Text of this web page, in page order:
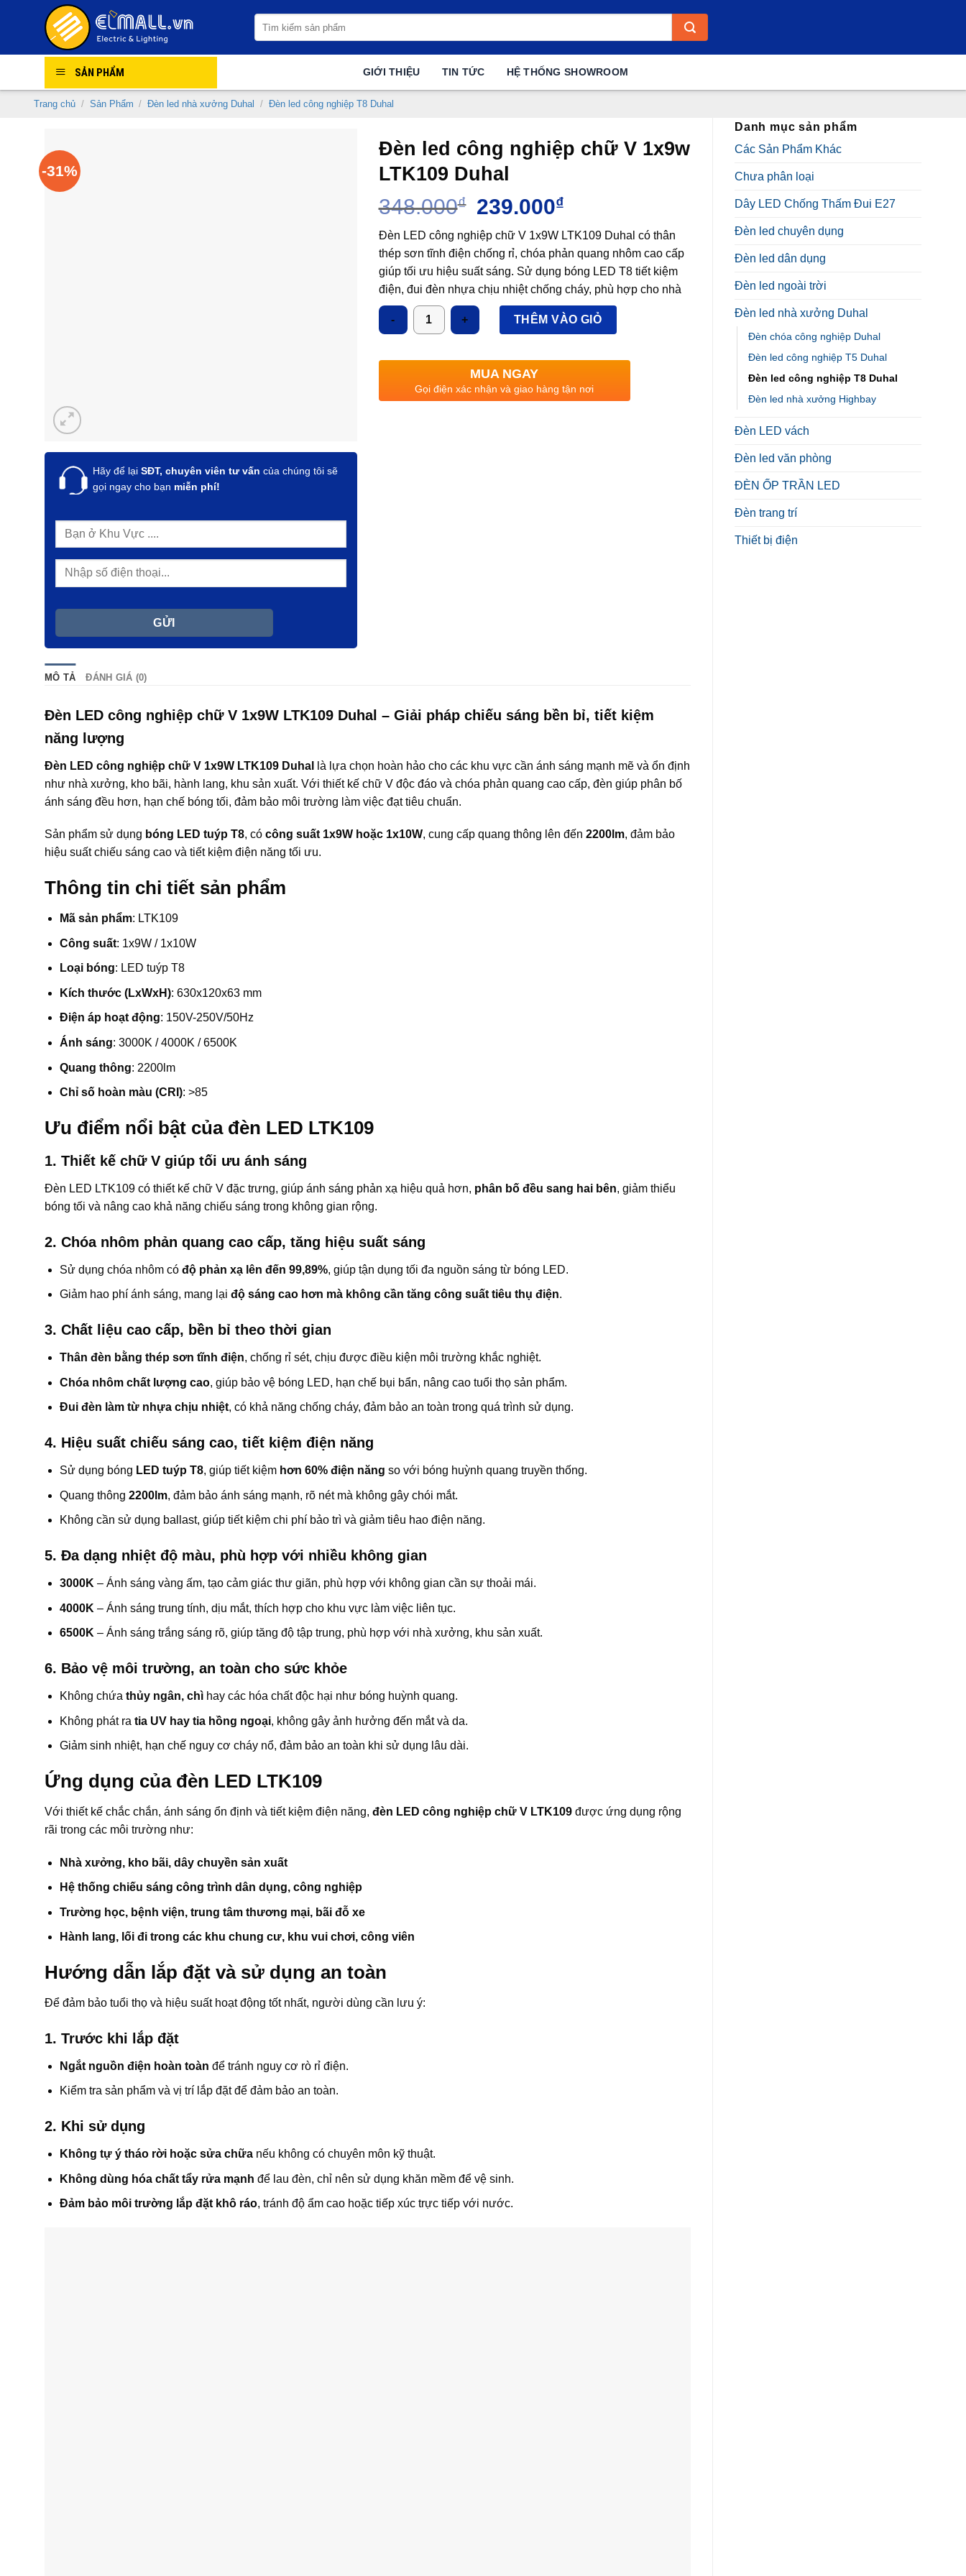
kiếm:
SẢN PHẨM GIỚI THIỆU TIN TỨC HỆ THỐNG SHOWROOM
Trang chủ / Sản Phẩm / Đèn led nhà xưởng Duhal / Đèn led công nghiệp T8 Duhal
Danh mục sản phẩm
Các Sản Phẩm Khác
Chưa phân loại
Dây LED Chống Thấm Đui E27
Đèn led chuyên dụng
Đèn led dân dụng
Đèn led ngoài trời
Đèn led nhà xưởng Duhal
Đèn chóa công nghiệp Duhal
Đèn led công nghiệp T5 Duhal
Đèn led công nghiệp T8 Duhal
Đèn led nhà xưởng Highbay
Đèn LED vách
Đèn led văn phòng
ĐÈN ỐP TRẦN LED
Đèn trang trí
Thiết bị điện
-31%
Hãy để lại SĐT, chuyên viên tư vấn của chúng tôi sẽ
gọi ngay cho bạn miễn phí!
Đèn led công nghiệp chữ V 1x9w
LTK109 Duhal
348.000₫
Giá
gốc
là:
348.000₫.
239.000₫Giá
tại
là:
239.000₫.
Đèn LED công nghiệp chữ V 1x9W LTK109 Duhal có thân
thép sơn tĩnh điện chống rỉ, chóa phản quang nhôm cao cấp
giúp tối ưu hiệu suất sáng. Sử dụng bóng LED T8 tiết kiệm
điện, đui đèn nhựa chịu nhiệt chống cháy, phù hợp cho nhà
xưởng, kho bãi, công trình công cộng. Bảo hành chính hãng
3 năm tại Elmall.
Số lượng
THÊM VÀO GIỎ
MUA NGAY
Gọi điện xác nhận và giao hàng tận nơi
MÔ TẢ ĐÁNH GIÁ (0)
Đèn LED công nghiệp chữ V 1x9W LTK109 Duhal – Giải pháp chiếu sáng bền bỉ, tiết kiệm
năng lượng
Đèn LED công nghiệp chữ V 1x9W LTK109 Duhal
là lựa chọn hoàn hảo cho các khu vực cần ánh sáng mạnh mẽ và ổn định
như nhà xưởng, kho bãi, hành lang, khu sản xuất. Với thiết kế chữ V độc đáo và chóa phản quang cao cấp, đèn giúp phân bố
ánh sáng đều hơn, hạn chế bóng tối, đảm bảo môi trường làm việc đạt tiêu chuẩn.
Sản phẩm sử dụng bóng LED tuýp T8, có công suất 1x9W hoặc 1x10W, cung cấp quang thông lên đến 2200lm, đảm bảo
hiệu suất chiếu sáng cao và tiết kiệm điện năng tối ưu.
Thông tin chi tiết sản phẩm
Mã sản phẩm: LTK109
Công suất: 1x9W / 1x10W
Loại bóng: LED tuýp T8
Kích thước (LxWxH): 630x120x63 mm
Điện áp hoạt động: 150V-250V/50Hz
Ánh sáng: 3000K / 4000K / 6500K
Quang thông: 2200lm
Chỉ số hoàn màu (CRI): >85
Ưu điểm nổi bật của đèn LED LTK109
1. Thiết kế chữ V giúp tối ưu ánh sáng
Đèn LED LTK109 có thiết kế chữ V đặc trưng, giúp ánh sáng phản xạ hiệu quả hơn, phân bố đều sang hai bên, giảm thiểu
bóng tối và nâng cao khả năng chiếu sáng trong không gian rộng.
2. Chóa nhôm phản quang cao cấp, tăng hiệu suất sáng
Sử dụng chóa nhôm có độ phản xạ lên đến 99,89%, giúp tận dụng tối đa nguồn sáng từ bóng LED.
Giảm hao phí ánh sáng, mang lại độ sáng cao hơn mà không cần tăng công suất tiêu thụ điện.
3. Chất liệu cao cấp, bền bỉ theo thời gian
Thân đèn bằng thép sơn tĩnh điện, chống rỉ sét, chịu được điều kiện môi trường khắc nghiệt.
Chóa nhôm chất lượng cao, giúp bảo vệ bóng LED, hạn chế bụi bẩn, nâng cao tuổi thọ sản phẩm.
Đui đèn làm từ nhựa chịu nhiệt, có khả năng chống cháy, đảm bảo an toàn trong quá trình sử dụng.
4. Hiệu suất chiếu sáng cao, tiết kiệm điện năng
Sử dụng bóng LED tuýp T8, giúp tiết kiệm hơn 60% điện năng so với bóng huỳnh quang truyền thống.
Quang thông 2200lm, đảm bảo ánh sáng mạnh, rõ nét mà không gây chói mắt.
Không cần sử dụng ballast, giúp tiết kiệm chi phí bảo trì và giảm tiêu hao điện năng.
5. Đa dạng nhiệt độ màu, phù hợp với nhiều không gian
3000K – Ánh sáng vàng ấm, tạo cảm giác thư giãn, phù hợp với không gian cần sự thoải mái.
4000K – Ánh sáng trung tính, dịu mắt, thích hợp cho khu vực làm việc liên tục.
6500K – Ánh sáng trắng sáng rõ, giúp tăng độ tập trung, phù hợp với nhà xưởng, khu sản xuất.
6. Bảo vệ môi trường, an toàn cho sức khỏe
Không chứa thủy ngân, chìhay các hóa chất độc hại như bóng huỳnh quang.
Không phát ra tia UV hay tia hồng ngoại, không gây ảnh hưởng đến mắt và da.
Giảm sinh nhiệt, hạn chế nguy cơ cháy nổ, đảm bảo an toàn khi sử dụng lâu dài.
Ứng dụng của đèn LED LTK109
Với thiết kế chắc chắn, ánh sáng ổn định và tiết kiệm điện năng, đèn LED công nghiệp chữ V LTK109 được ứng dụng rộng
rãi trong các môi trường như:
Nhà xưởng, kho bãi, dây chuyền sản xuất
Hệ thống chiếu sáng công trình dân dụng, công nghiệp
Trường học, bệnh viện, trung tâm thương mại, bãi đỗ xe
Hành lang, lối đi trong các khu chung cư, khu vui chơi, công viên
Hướng dẫn lắp đặt và sử dụng an toàn
Để đảm bảo tuổi thọ và hiệu suất hoạt động tốt nhất, người dùng cần lưu ý:
1. Trước khi lắp đặt
Ngắt nguồn điện hoàn toàn để tránh nguy cơ rò rỉ điện.
Kiểm tra sản phẩm và vị trí lắp đặt để đảm bảo an toàn.
2. Khi sử dụng
Không tự ý tháo rời hoặc sửa chữanếu không có chuyên môn kỹ thuật.
Không dùng hóa chất tẩy rửa mạnh để lau đèn, chỉ nên sử dụng khăn mềm để vệ sinh.
Đảm bảo môi trường lắp đặt khô ráo, tránh độ ẩm cao hoặc tiếp xúc trực tiếp với nước.